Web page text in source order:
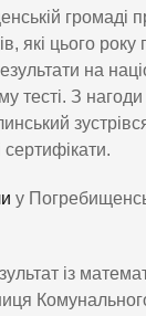
громаді
які цього
на
тесті. З нагоди
у
із